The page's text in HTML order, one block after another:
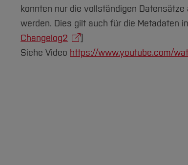
konnten nur die vollständigen
werden. Dies gilt auch für die Metadaten
Changelog2
]
Siehe Video https://www.youtube.com/